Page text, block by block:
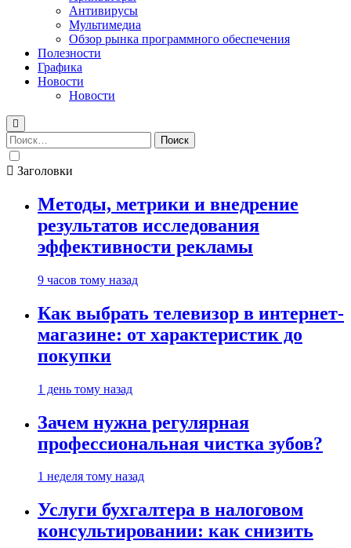
Антивирусы
Мультимедиа
Обзор рынка программного обеспечения
Полезности
Графика
Новости
Новости
Найти:
Заголовки
Методы, метрики и внедрение
результатов исследования
эффективности рекламы
9 часов тому назад
Как выбрать телевизор в интернет-
магазине: от характеристик до
покупки
1 день тому назад
Зачем нужна регулярная
профессиональная чистка зубов?
1 неделя тому назад
Услуги бухгалтера в налоговом
консультировании: как снизить